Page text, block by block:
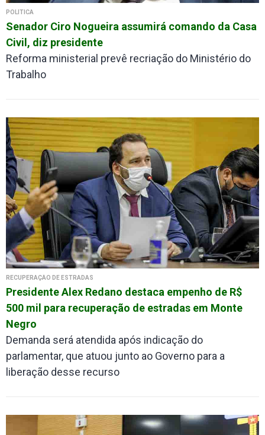
POLÍTICA
Senador Ciro Nogueira assumirá comando da Casa
Civil, diz presidente
Reforma ministerial prevê recriação do Ministério do
Trabalho
RECUPERAÇÃO DE ESTRADAS
Presidente Alex Redano destaca empenho de R$
500 mil para recuperação de estradas em Monte
Negro
Demanda será atendida após indicação do
parlamentar, que atuou junto ao Governo para a
liberação desse recurso